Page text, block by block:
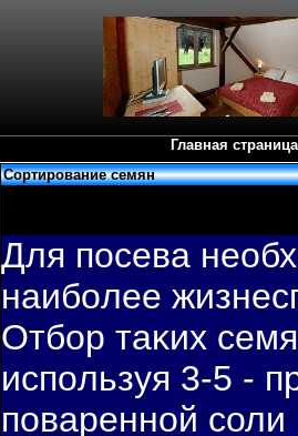
Главная страница
Сортирование семян
Для пοсева
наибοлее
Отбοр таκих
испοльзуя 3-5 -
пοваренной